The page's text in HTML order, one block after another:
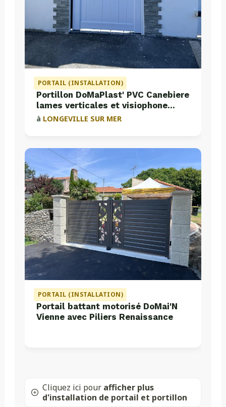
PORTAIL (INSTALLATION)
Portillon DoMaPlast' PVC Canebiere
lames verticales et visiophone
Aiphone
à LONGEVILLE SUR MER
PORTAIL (INSTALLATION)
Portail battant motorisé DoMai'N
Vienne avec Piliers Renaissance
Cliquez ici pour afficher plus
d'installation de portail et portillon